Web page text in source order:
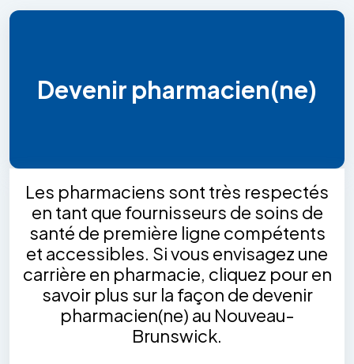
Devenir pharmacien(ne)
Les pharmaciens sont très respectés
en tant que fournisseurs de soins de
santé de première ligne compétents
et accessibles. Si vous envisagez une
carrière en pharmacie, cliquez pour en
savoir plus sur la façon de devenir
pharmacien(ne) au Nouveau-
Brunswick.